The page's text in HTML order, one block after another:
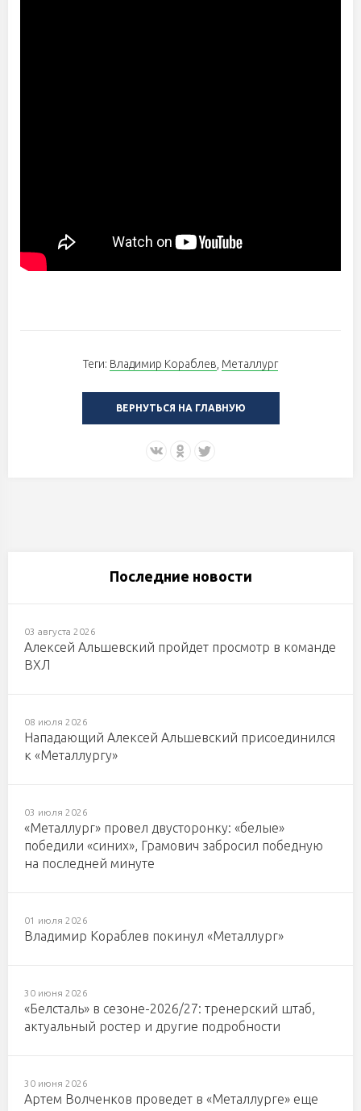
Теги: Владимир Кораблев Металлург
ВЕРНУТЬСЯ НА ГЛАВНУЮ
Последние новости
03 августа 2026
Алексей Альшевский пройдет просмотр в команде
ВХЛ
08 июля 2026
Нападающий Алексей Альшевский присоединился
к «Металлургу»
03 июля 2026
«Металлург» провел двусторонку: «белые»
победили «синих», Грамович забросил победную
на последней минуте
01 июля 2026
Владимир Кораблев покинул «Металлург»
30 июня 2026
«Белсталь» в сезоне-2026/27: тренерский штаб,
актуальный ростер и другие подробности
30 июня 2026
Артем Волченков проведет в «Металлурге» еще